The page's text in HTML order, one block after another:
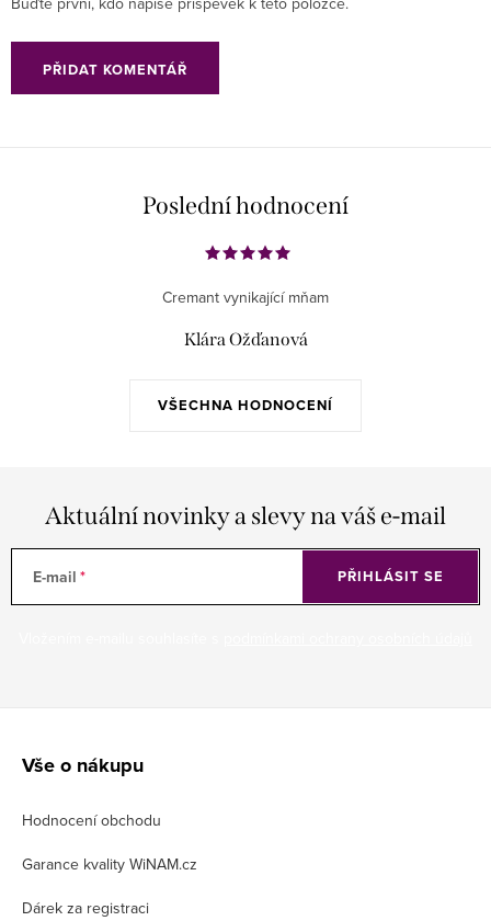
PŘIDAT KOMENTÁŘ
Poslední hodnocení
VŠECHNA HODNOCENÍ
Cremant vynikající mňam
Klára Ožďanová
Aktuální novinky a slevy na váš e-mail
E-mail PŘIHLÁSIT SE
Vše o nákupu
Hodnocení obchodu
Garance kvality WiNAM.cz
Dárek za registraci